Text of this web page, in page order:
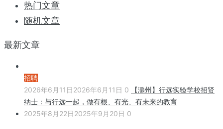
热门文章
随机文章
最新文章
招聘
2026年6月11日2026年6月11日 0
【滁州】行远实验学校招贤
纳士：与行远一起，做有根、有光、有未来的教育
2025年8月22日2025年9月20日 0